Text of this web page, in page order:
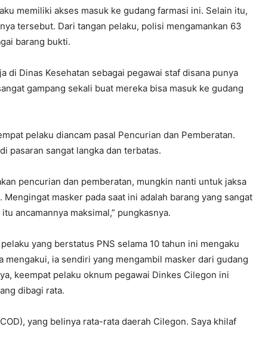
memiliki akses masuk ke gudang farmasi ini. Selain itu,
tersebut. Dari tangan pelaku, polisi mengamankan 63
barang bukti.
di Dinas Kesehatan sebagai pegawai staf disana punya
gampang sekali buat mereka bisa masuk ke gudang
pelaku diancam pasal Pencurian dan Pemberatan.
pasaran sangat langka dan terbatas.
pencurian dan pemberatan, mungkin nanti untuk jaksa
masker pada saat ini adalah barang yang sangat
ancamannya maksimal,” pungkasnya.
yang berstatus PNS selama 10 tahun ini mengaku
mengakui, ia sendiri yang mengambil masker dari gudang
keempat pelaku oknum pegawai Dinkes Cilegon ini
dibagi rata.
yang belinya rata-rata daerah Cilegon. Saya khilaf